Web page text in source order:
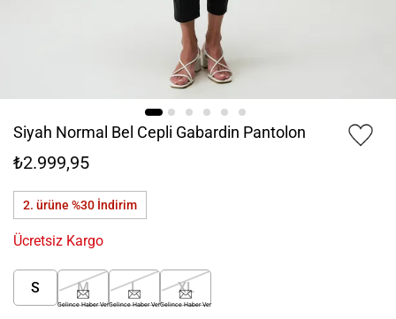
Siyah Normal Bel Cepli Gabardin Pantolon
₺2.999,95
2. ürüne %30 İndirim
Ücretsiz Kargo
S M
Gelince Haber Ver
L
Gelince Haber Ver
XL
Gelince Haber Ver